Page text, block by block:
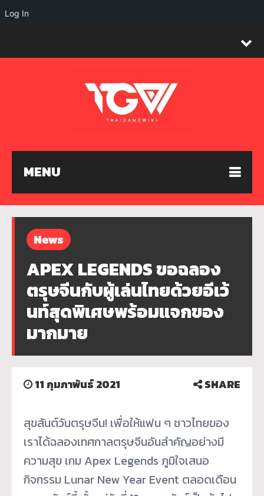
MENU
News
APEX LEGENDS ขอฉลอง
ตรุษจีนกับผู้เล่นไทยด้วยอีเว้
นท์สุดพิเศษพร้อมแจกของ
มากมาย
11 กุมภาพันธ์ 2021 SHARE
สุขสันต์วันตรุษจีน! เพื่อให้แฟน ๆ ชาวไทยของ
เราได้ฉลองเทศกาลตรุษจีนอันสำคัญอย่างมี
ความสุข เกม Apex Legends ภูมิใจเสนอ
กิจกรรม Lunar New Year Event ตลอดเดือน
Log In